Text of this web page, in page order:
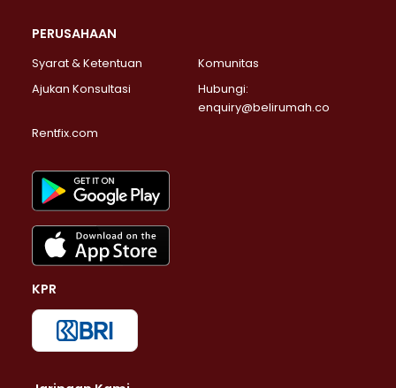
PERUSAHAAN
Syarat & Ketentuan
Komunitas
Ajukan Konsultasi
Hubungi:
enquiry@belirumah.co
Rentfix.com
KPR